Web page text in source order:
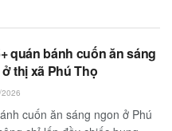
quán bánh cuốn ăn sáng
thị xã Phú Thọ
cuốn ăn sáng ngon ở Phú